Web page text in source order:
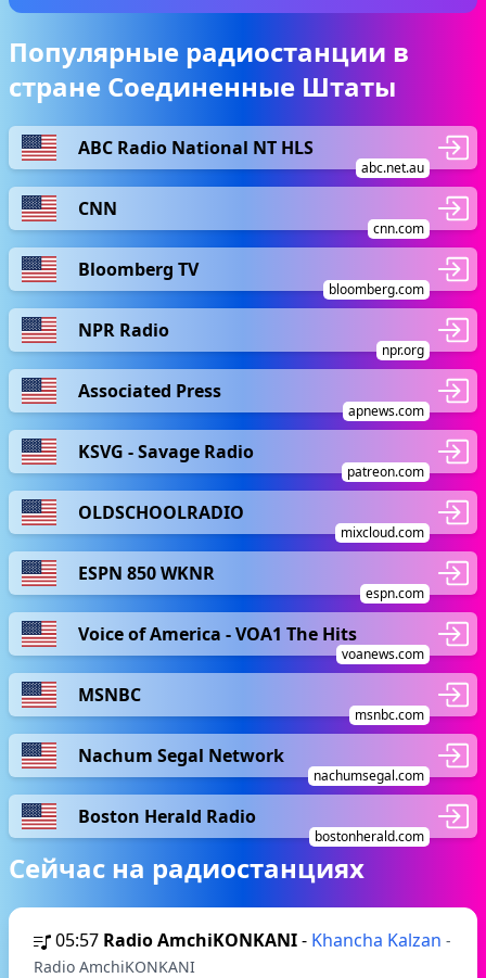
Популярные радиостанции в
стране Соединенные Штаты
ABC Radio National NT HLS
abc.net.au
CNN
cnn.com
Bloomberg TV
bloomberg.com
NPR Radio
npr.org
Associated Press
apnews.com
KSVG - Savage Radio
patreon.com
OLDSCHOOLRADIO
mixcloud.com
ESPN 850 WKNR
espn.com
Voice of America - VOA1 The Hits
voanews.com
MSNBC
msnbc.com
Nachum Segal Network
nachumsegal.com
Boston Herald Radio
bostonherald.com
Сейчас на радиостанциях
05:57 Radio AmchiKONKANI- Khancha Kalzan -
Radio AmchiKONKANI